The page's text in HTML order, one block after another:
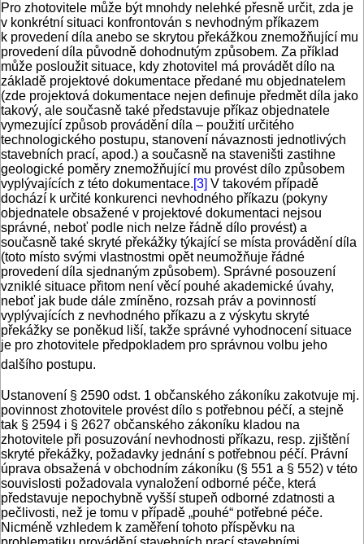
Pro zhotovitele může být mnohdy nelehké přesně určit, zda je
v konkrétní situaci konfrontován s nevhodným příkazem
k provedení díla anebo se skrytou překážkou znemožňující mu
provedení díla původně dohodnutým způsobem. Za příklad
může posloužit situace, kdy zhotovitel má provádět dílo na
základě projektové dokumentace předané mu objednatelem
(zde projektová dokumentace nejen definuje předmět díla jako
takový, ale současně také představuje příkaz objednatele
vymezující způsob provádění díla – použití určitého
technologického postupu, stanovení návaznosti jednotlivých
stavebních prací, apod.) a současně na staveništi zastihne
geologické poměry znemožňující mu provést dílo způsobem
vyplývajících z této dokumentace.[3] V takovém případě
dochází k určité konkurenci nevhodného příkazu (pokyny
objednatele obsažené v projektové dokumentaci nejsou
správné, neboť podle nich nelze řádně dílo provést) a
současně také skryté překážky týkající se místa provádění díla
(toto místo svými vlastnostmi opět neumožňuje řádné
provedení díla sjednaným způsobem). Správné posouzení
vzniklé situace přitom není věcí pouhé akademické úvahy,
neboť jak bude dále zmíněno, rozsah práv a povinností
vyplývajících z nevhodného příkazu a z výskytu skryté
překážky se poněkud liší, takže správné vyhodnocení situace
je pro zhotovitele předpokladem pro správnou volbu jeho
dalšího postupu.
Ustanovení § 2590 odst. 1 občanského zákoníku zakotvuje mj.
povinnost zhotovitele provést dílo s potřebnou péčí, a stejně
tak § 2594 i § 2627 občanského zákoníku kladou na
zhotovitele při posuzování nevhodnosti příkazu, resp. zjištění
skryté překážky, požadavky jednání s potřebnou péčí. Právní
úprava obsažená v obchodním zákoníku (§ 551 a § 552) v této
souvislosti požadovala vynaložení odborné péče, která
představuje nepochybně vyšší stupeň odborné zdatnosti a
pečlivosti, než je tomu v případě „pouhé“ potřebné péče.
Nicméně vzhledem k zaměření tohoto příspěvku na